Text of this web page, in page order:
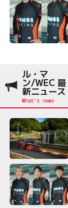
ル・マ
ン/WEC 最
新ニュース